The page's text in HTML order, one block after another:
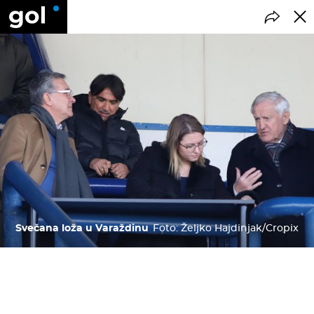
Svečana loža u Varaždinu Foto: Željko Hajdinjak/Cropix